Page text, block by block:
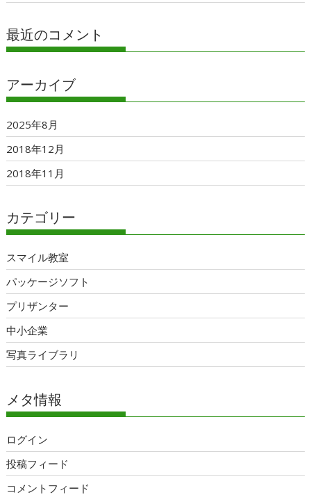
最近のコメント
アーカイブ
2025年8月
2018年12月
2018年11月
カテゴリー
スマイル教室
パッケージソフト
プリザンター
中小企業
写真ライブラリ
メタ情報
ログイン
投稿フィード
コメントフィード